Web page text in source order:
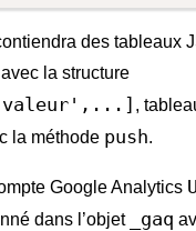
des tableaux
la structure
,
la méthode push.
Google Analytics
dans l’objet
_gaq